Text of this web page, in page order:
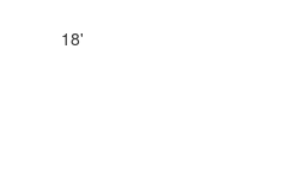
18'